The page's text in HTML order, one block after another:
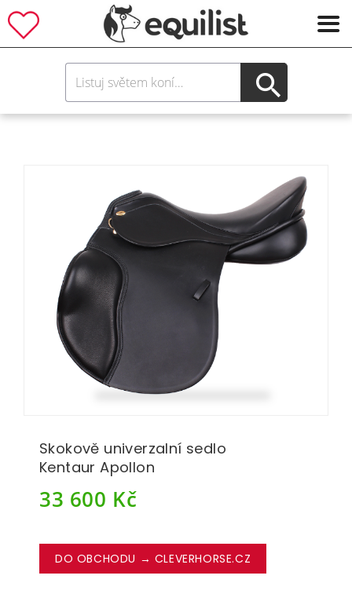
Skokově univerzalní sedlo
Kentaur Apollon
33 600 Kč
DO OBCHODU → CLEVERHORSE.CZ